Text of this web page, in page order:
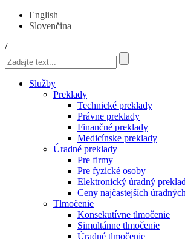
English
Slovenčina
/
Služby
Preklady
Technické preklady
Právne preklady
Finančné preklady
Medicínske preklady
Úradné preklady
Pre firmy
Pre fyzické osoby
Elektronický úradný preklad
Ceny najčastejších
Tlmočenie
Konsekutívne tlmočenie
Simultánne tlmočenie
Úradné tlmočenie